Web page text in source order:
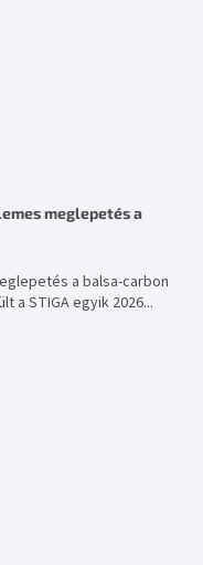
meglepetés a
a balsa-carbon
a STIGA egyik 2026...